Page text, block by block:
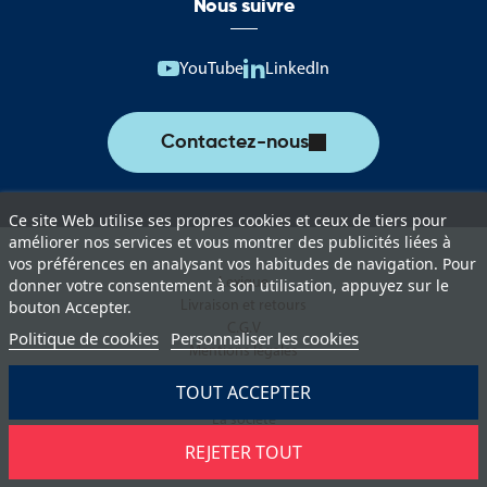
Drapeaux propose des solutions adaptées aux besoins des
communes souhaitant encourager la participation des jeunes à la
vie démocratique locale.
Ce site Web utilise ses propres cookies et ceux de tiers pour
améliorer nos services et vous montrer des publicités liées à
vos préférences en analysant vos habitudes de navigation. Pour
donner votre consentement à son utilisation, appuyez sur le
bouton Accepter.
Politique de cookies Personnaliser les cookies
REJETER TOUT
TOUT ACCEPTER
Nous suivre
YouTube LinkedIn
Contactez-nous
Lexique
Mentions légales
Paiement sécurisé
La société
Blog